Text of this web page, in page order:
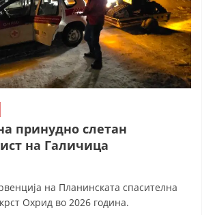
ИСТОРИЈАТ НА ЦКРМ
НА ДВИЖЕЊЕТО
НА ОРГАНИЗАЦИЈАТА
ИНФОРМАЦИИ
ВО ПРОФЕСИОНАЛНИ ТЕЛА
ЗАКОН ЗА ЦКРМ
принудно слетан
на Галичица
на Планинската спасителна
Охрид во 2026 година.